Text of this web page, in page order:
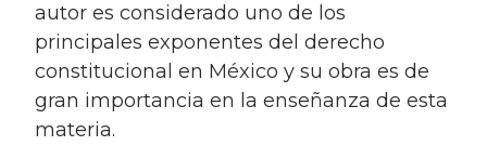
autor es considerado uno de los
principales exponentes del derecho
constitucional en México y su obra es de
gran importancia en la enseñanza de esta
materia.